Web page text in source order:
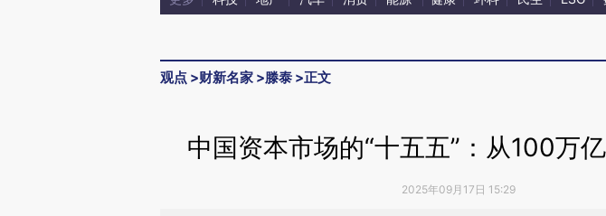
观点 >财新名家 >滕泰 >正文
中国资本市场的“十五五”：从100万
2025年09月17日 15:29